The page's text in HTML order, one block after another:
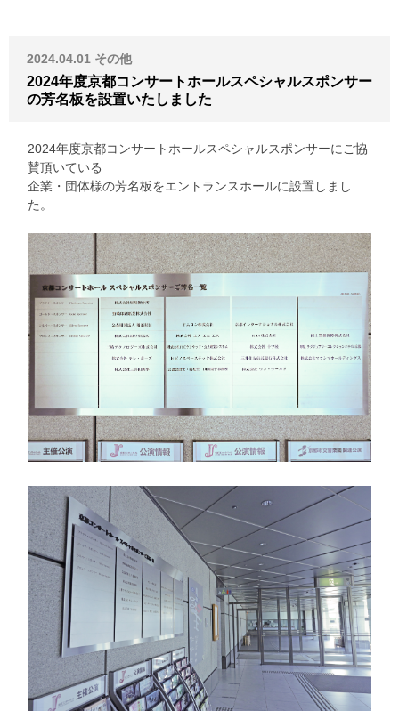
2024.04.01 その他
2024年度京都コンサートホールスペシャルスポンサー
の芳名板を設置いたしました
2024年度京都コンサートホールスペシャルスポンサーにご協
賛頂いている
企業・団体様の芳名板をエントランスホールに設置しまし
た。